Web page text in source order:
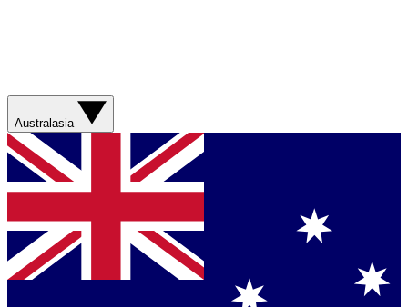
Australasia